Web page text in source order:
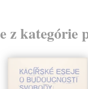
z kategórie